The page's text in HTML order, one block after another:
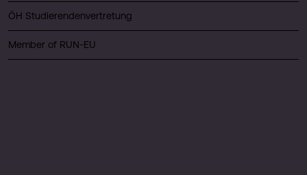
ÖH Studierendenvertretung
Member of RUN-EU